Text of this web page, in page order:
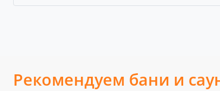
Рекомендуем бани и